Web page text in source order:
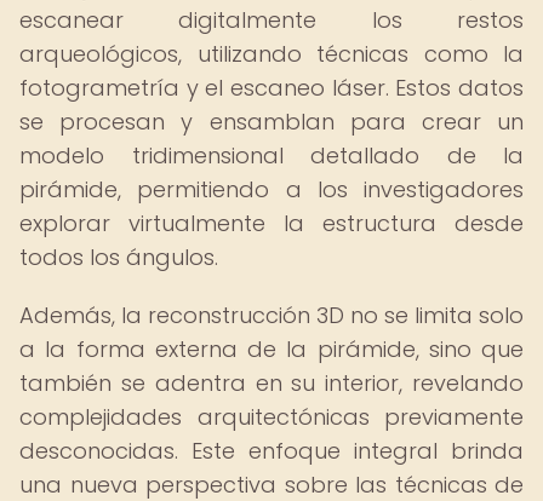
escanear digitalmente los restos
arqueológicos, utilizando técnicas como la
fotogrametría y el escaneo láser. Estos datos
se procesan y ensamblan para crear un
modelo tridimensional detallado de la
pirámide, permitiendo a los investigadores
explorar virtualmente la estructura desde
todos los ángulos.
Además, la reconstrucción 3D no se limita solo
a la forma externa de la pirámide, sino que
también se adentra en su interior, revelando
complejidades arquitectónicas previamente
desconocidas. Este enfoque integral brinda
una nueva perspectiva sobre las técnicas de